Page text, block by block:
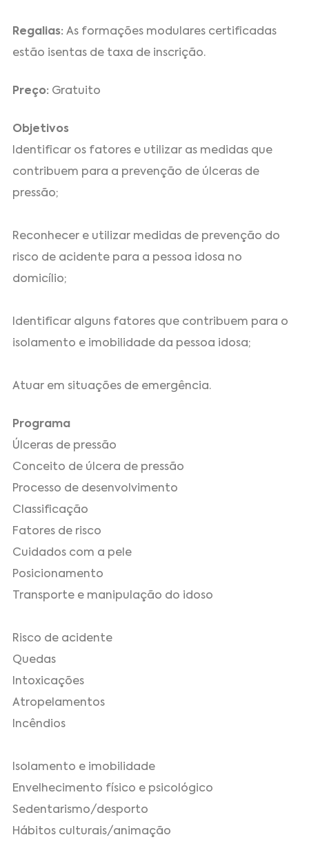
Regalias: As formações modulares certificadas
estão isentas de taxa de inscrição.
Preço: Gratuito
Objetivos
Identificar os fatores e utilizar as medidas que
contribuem para a prevenção de úlceras de
pressão;
Reconhecer e utilizar medidas de prevenção do
risco de acidente para a pessoa idosa no
domicílio;
Identificar alguns fatores que contribuem para o
isolamento e imobilidade da pessoa idosa;
Atuar em situações de emergência.
Programa
Úlceras de pressão
Conceito de úlcera de pressão
Processo de desenvolvimento
Classificação
Fatores de risco
Cuidados com a pele
Posicionamento
Transporte e manipulação do idoso
Risco de acidente
Quedas
Intoxicações
Atropelamentos
Incêndios
Isolamento e imobilidade
Envelhecimento físico e psicológico
Sedentarismo/desporto
Hábitos culturais/animação